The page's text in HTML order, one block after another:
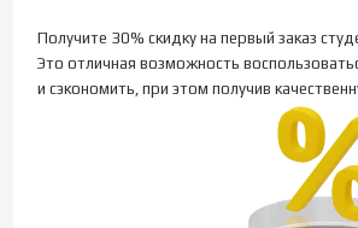
Получите 30% скидку на первый заказ
Это отличная возможность
и сэкономить, при этом получив